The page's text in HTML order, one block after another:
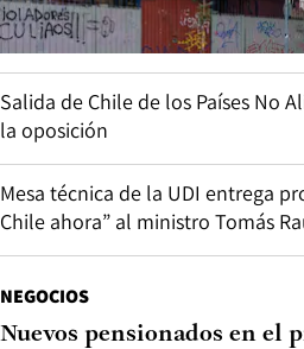
Salida de Chile de los Países No
la oposición
Mesa técnica de la UDI entrega
Chile ahora” al ministro Tomás
NEGOCIOS
Nuevos pensionados en el